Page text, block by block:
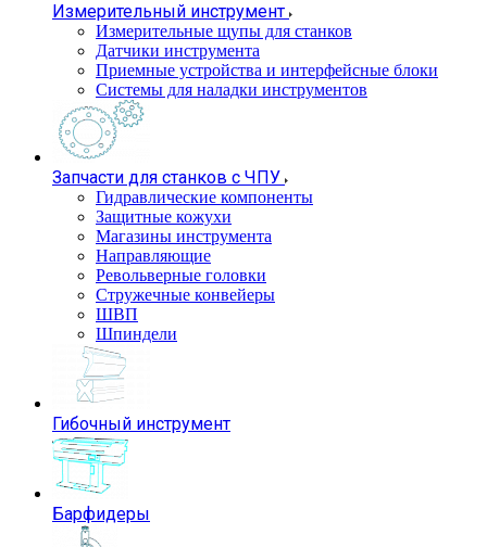
Измерительный инструмент
Измерительные щупы для станков
Датчики инструмента
Приемные устройства и интерфейсные блоки
Системы для наладки инструментов
Запчасти для станков с ЧПУ
Гидравлические компоненты
Защитные кожухи
Магазины инструмента
Направляющие
Револьверные головки
Стружечные конвейеры
ШВП
Шпиндели
Гибочный инструмент
Барфидеры